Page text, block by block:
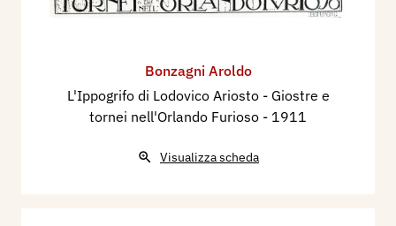
Bonzagni Aroldo
L'Ippogrifo di Lodovico Ariosto - Giostre e
tornei nell'Orlando Furioso - 1911
Visualizza scheda